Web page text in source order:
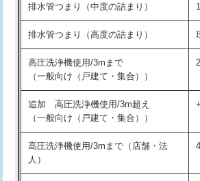
給水管工事※（ホール加工)
給水管工事※（バンド止め)
給水管工事※（支持金具設置)
給水管工事※（保温材使用（バンド止
め込み）)
給水管工事※（土の掘削・埋め戻し作
業)
排水管つまり（中度の詰まり）
排水管つまり（高度の詰まり）
高圧洗浄機使用/3mまで
（一般向け（戸建て・集合））
追加 高圧洗浄機使用/3m超え
（一般向け（戸建て・集合））
高圧洗浄機使用/3mまで（店舗・法
人）